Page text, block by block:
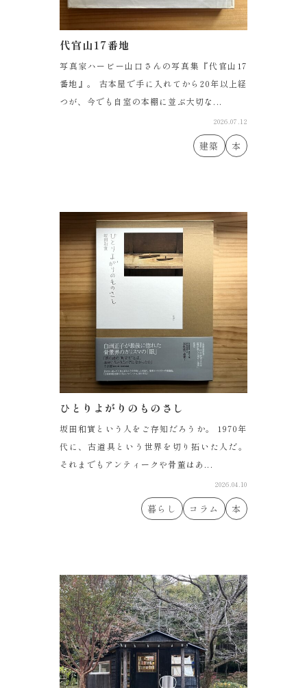
代官山17番地
写真家ハービー山口さんの写真集『代官山17
番地』。 古本屋で手に入れてから20年以上経
つが、今でも自室の本棚に並ぶ大切な...
2026.07.12
建築 本
ひとりよがりのものさし
坂田和實という人をご存知だろうか。 1970年
代に、古道具という世界を切り拓いた人だ。
それまでもアンティークや骨董はあ...
2026.04.10
暮らし コラム 本